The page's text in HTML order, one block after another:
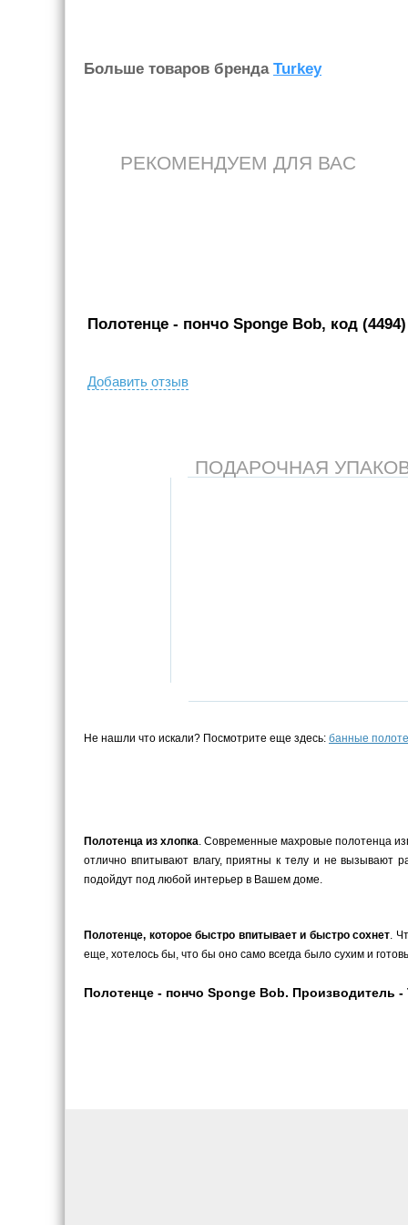
Больше товаров бренда Turkey
РЕКОМЕНДУЕМ ДЛЯ ВАС
Полотенце - пончо Sponge Bob, код (4494)
Добавить отзыв
ПОДАРОЧНАЯ
Не нашли что искали? Посмотрите еще здесь: банные
Полотенца из хлопка . Современные махровые полотенца
отлично впитывают влагу, приятны к телу и не вызывают
подойдут под любой интерьер в Вашем доме.
Полотенце, которое быстро впитывает и быстро сохнет .
еще, хотелось бы, что бы оно само всегда было сухим и
Полотенце - пончо Sponge Bob. Производитель